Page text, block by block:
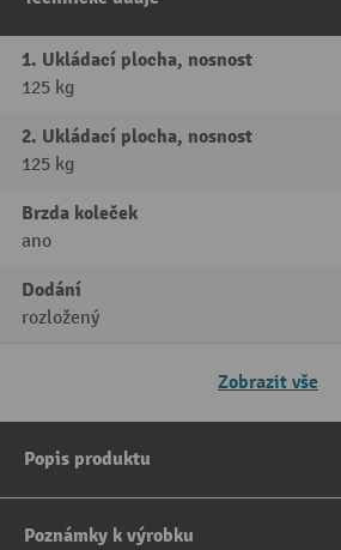
1. Ukládací plocha, nosnost
125 kg
2. Ukládací plocha, nosnost
125 kg
Brzda koleček
ano
Dodání
rozložený
Zobrazit vše
Popis produktu
Poznámky k výrobku